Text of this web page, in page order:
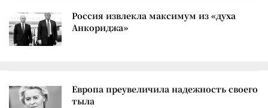
Россия извлекла максимум из «духа
Анкориджа»
Европа преувеличила надежность своего
тыла